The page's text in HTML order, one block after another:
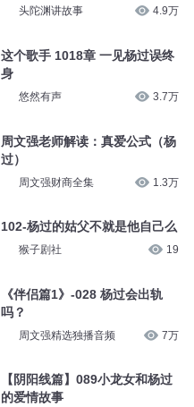
头陀渊讲故事 4.9万
这个歌手 1018章 一见杨过误终
身
悠然有声 3.7万
周文强老师解读：真爱公式（杨
过）
周文强财商全集 1.3万
102-杨过的姑父不就是他自己么
猴子剧社 19
《伴侣篇1》-028 杨过会出轨
吗？
周文强精选独播音频 7万
【阴阳线篇】089小龙女和杨过
的爱情故事